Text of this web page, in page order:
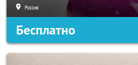
Россия
Бесплатно